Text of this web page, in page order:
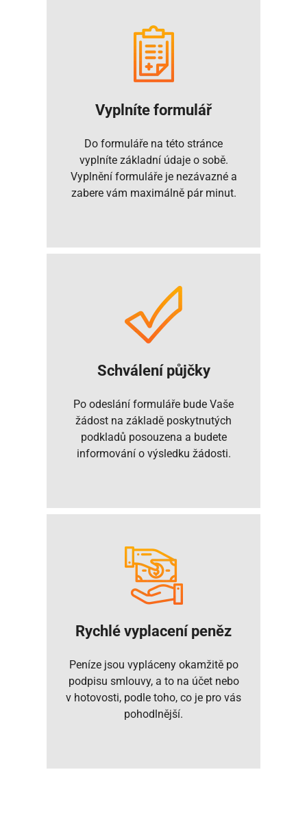
Vyplníte formulář
Do formuláře na této stránce
vyplníte základní údaje o sobě.
Vyplnění formuláře je nezávazné a
zabere vám maximálně pár minut.
Schválení půjčky
Po odeslání formuláře bude Vaše
žádost na základě poskytnutých
podkladů posouzena a budete
informování o výsledku žádosti.
Rychlé vyplacení peněz
Peníze jsou vypláceny okamžitě po
podpisu smlouvy, a to na účet nebo
v hotovosti, podle toho, co je pro vás
pohodlnější.